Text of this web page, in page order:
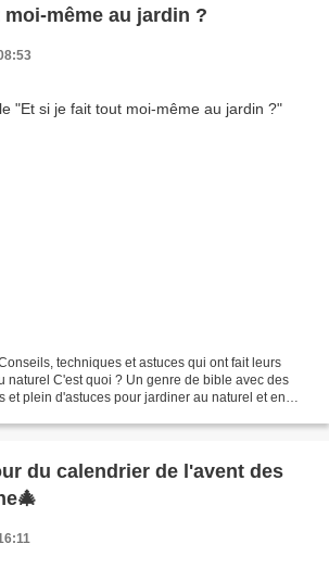
même au jardin ?
techniques et astuces qui ont fait leurs
naturel C'est quoi ? Un genre de bible avec des
et plein d'astuces pour jardiner au naturel et en
du calendrier de l'avent des